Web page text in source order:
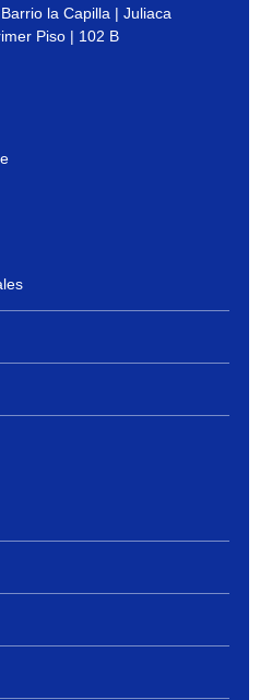
la Capilla | Juliaca
Piso | 102 B